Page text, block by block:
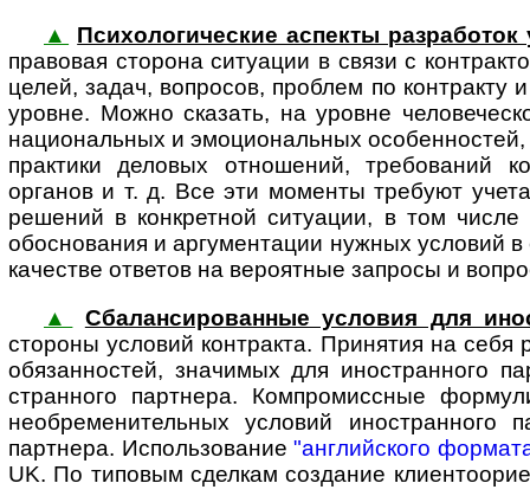
▲
Психологические аспекты разработок
пра­вовая сторона ситуации в связи с
целей, задач, вопросов, проблем по контракту
уровне. Можно сказать, на уровне
национальных и эмоцио­нальных
практики деловых отношений, требований
органов и т. д. Все эти моменты требуют
решений в конкретной ситуации, в том числе
обосно­вания и аргумен­тации нужных условий
качестве ответов на вероятные запросы и
▲
Сбалансированные условия для
стороны условий контракта. Принятия на
обязанностей, значимых для ино­стран­ного
стран­ного партнера. Компро­мис­сные
необре­мени­тельных условий ино­стран­ного
партнера. Использование "английского
UK. По типовым сделкам создание